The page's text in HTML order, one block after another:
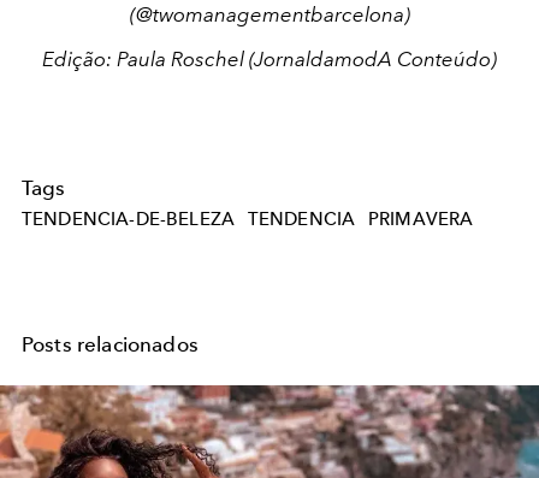
(@twomanagementbarcelona)
Edição: Paula Roschel (JornaldamodA Conteúdo)
Tags
TENDENCIA-DE-BELEZA TENDENCIA PRIMAVERA
Posts relacionados